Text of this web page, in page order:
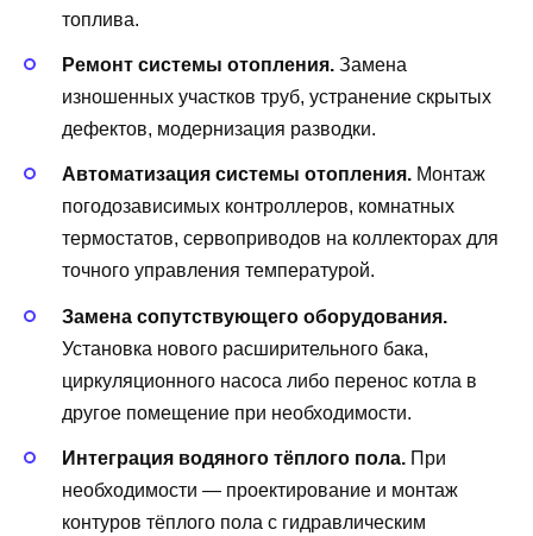
топлива.
Ремонт системы отопления. Замена
изношенных участков труб, устранение скрытых
дефектов, модернизация разводки.
Автоматизация системы отопления. Монтаж
погодозависимых контроллеров, комнатных
термостатов, сервоприводов на коллекторах для
точного управления температурой.
Замена сопутствующего оборудования.
Установка нового расширительного бака,
циркуляционного насоса либо перенос котла в
другое помещение при необходимости.
Интеграция водяного тёплого пола. При
необходимости — проектирование и монтаж
контуров тёплого пола с гидравлическим